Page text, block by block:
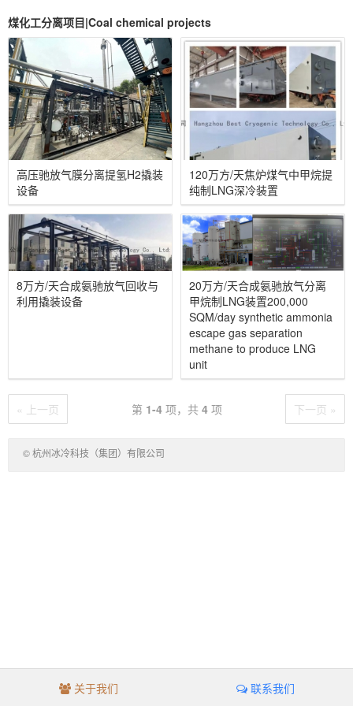
煤化工分离项目|Coal chemical projects
高压驰放气膜分离提氢H2撬装
设备
120万方/天焦炉煤气中甲烷提
纯制LNG深冷装置
8万方/天合成氨驰放气回收与
利用撬装设备
20万方/天合成氨驰放气分离
甲烷制LNG装置200,000
SQM/day synthetic ammonia
escape gas separation
methane to produce LNG
unit
« 上一页 第 1-4 项，共 4 项 下一页 »
©杭州冰冷科技（集团）有限公司
关于我们 联系我们